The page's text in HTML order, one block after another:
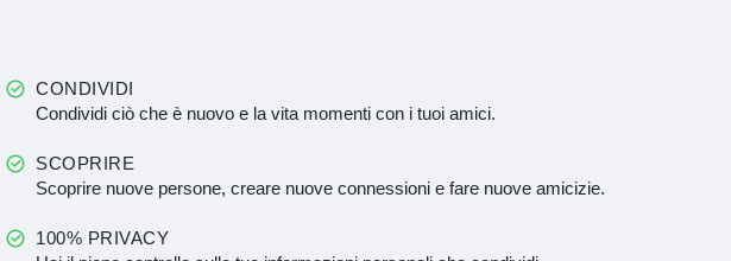
CONDIVIDI
Condividi ciò che è nuovo e la vita momenti con i tuoi amici.
SCOPRIRE
Scoprire nuove persone, creare nuove connessioni e fare nuove amicizie.
100% PRIVACY